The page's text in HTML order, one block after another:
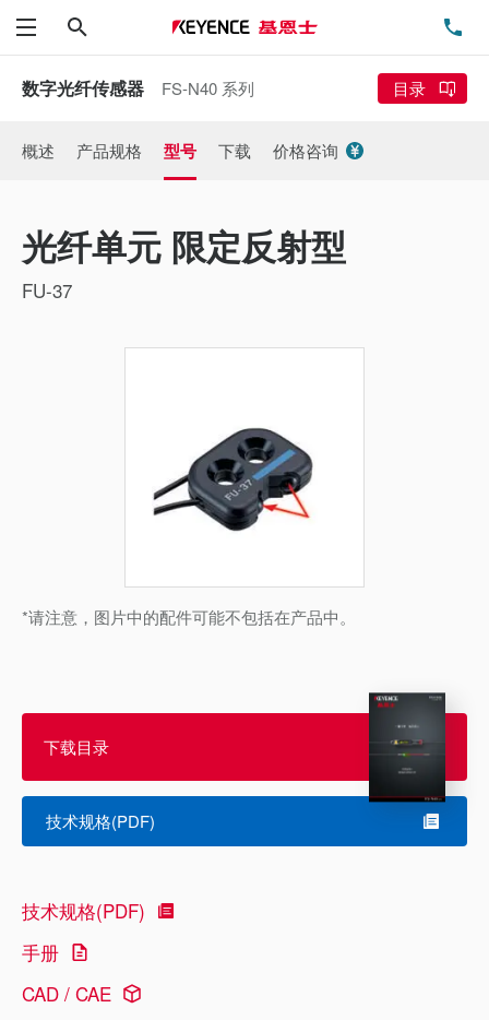
菜单
数字光纤传感器 FS-N40 系列 目录
概述 产品规格 型号 下载 价格咨询
光纤单元 限定反射型
FU-37
*请注意，图片中的配件可能不包括在产品中。
下载目录
技术规格(PDF)
技术规格(PDF)
手册
CAD / CAE